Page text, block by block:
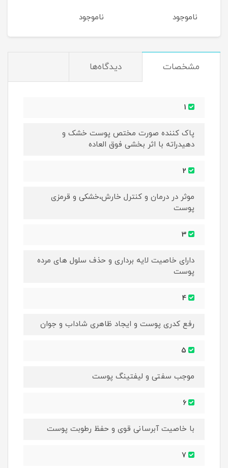
ناموجود ناموجود
مشخصات دیدگاه‌ها
پاک کننده صورت مختص پوست خشک و
دهیدراته با اثر بخشی فوق العاده
موثر در درمان و کنترل خارش،خشکی و قرمزی
پوست
دارای خاصیت لایه برداری و حذف سلول های مرده
پوست
رفع کدری پوست و ایجاد ظاهری شاداب و جوان
موجب سفتی و لیفتینگ پوست
با خاصیت آبرسانی قوی و حفظ رطوبت پوست